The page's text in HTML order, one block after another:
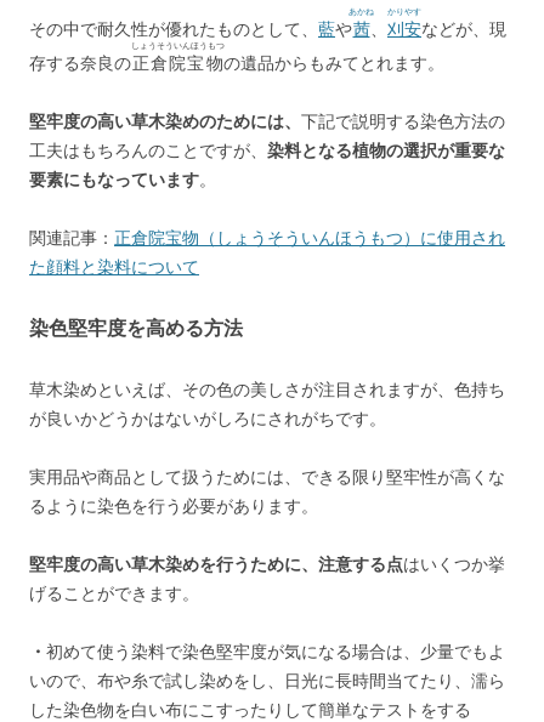
その中で耐久性が優れたものとして、 藍や茜
あかね
刈安
かりやす
などが、現
存する奈良の正倉院宝物
しょうそういんほうもつ
の遺品からもみてとれます。
堅牢度の高い草木染めのためには、 下記で説明する染色方法の
工夫はもちろんのことですが、 染料となる植物の選択が重要な
要素にもなっています。
関連記事： 正倉院宝物（しょうそういんほうもつ）に使用され
た顔料と染料について
染色堅牢度を高める方法
草木染めといえば、その色の美しさが注目されますが、色持ち
が良いかどうかはないがしろにされがちです。
実用品や商品として扱うためには、できる限り堅牢性が高くな
るように染色を行う必要があります。
堅牢度の高い草木染めを行うために、注意する点はいくつか挙
げることができます。
・ 初めて使う染料で染色堅牢度が気になる場合は、少量でもよ
いので、布や糸で試し染めをし、日光に長時間当てたり、濡ら
した染色物を白い布にこすったりして簡単なテストをする